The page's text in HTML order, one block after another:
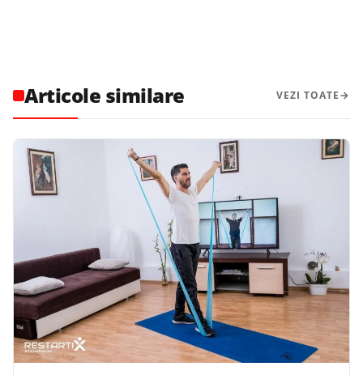
Articole similare VEZI TOATE